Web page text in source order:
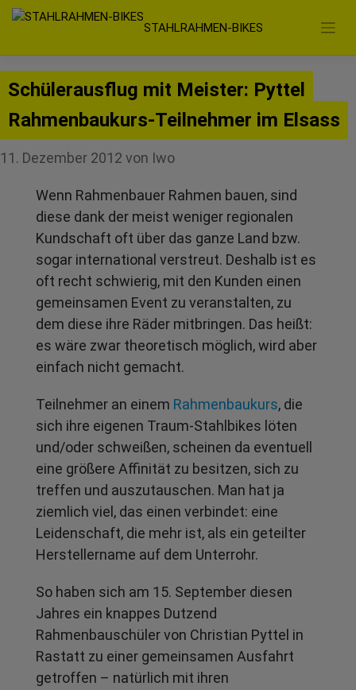
Zum
springen
STAHLRAHMEN-BIKES
Schülerausflug mit Meister: Pyttel
Rahmenbaukurs-Teilnehmer im Elsass
11. Dezember 2012 von Iwo
Wenn Rahmenbauer Rahmen bauen, sind
diese dank der meist weniger regionalen
Kundschaft oft über das ganze Land bzw.
sogar international verstreut. Deshalb ist es
oft recht schwierig, mit den Kunden einen
gemeinsamen Event zu veranstalten, zu
dem diese ihre Räder mitbringen. Das heißt:
es wäre zwar theoretisch möglich, wird aber
einfach nicht gemacht.
Teilnehmer an einem Rahmenbaukurs, die
sich ihre eigenen Traum-Stahlbikes löten
und/oder schweißen, scheinen da eventuell
eine größere Affinität zu besitzen, sich zu
treffen und auszutauschen. Man hat ja
ziemlich viel, das einen verbindet: eine
Leidenschaft, die mehr ist, als ein geteilter
Herstellername auf dem Unterrohr.
So haben sich am 15. September diesen
Jahres ein knappes Dutzend
Rahmenbauschüler von Christian Pyttel in
Rastatt zu einer gemeinsamen Ausfahrt
getroffen – natürlich mit ihren